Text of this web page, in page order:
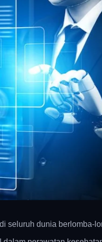
dunia berlomba-